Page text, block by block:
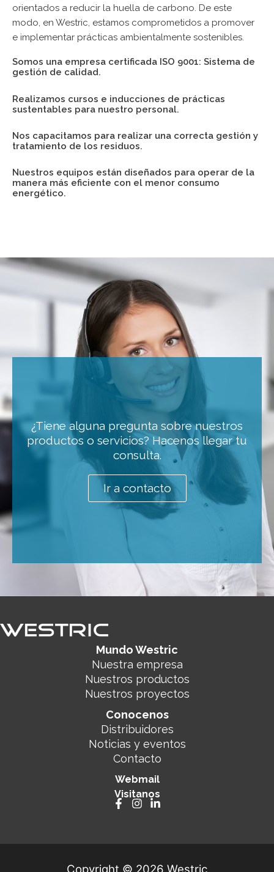
orientados a reducir la huella de carbono. De este
modo, en Westric, estamos comprometidos a promover
e implementar prácticas ambientalmente sostenibles.
Somos una empresa certificada ISO 9001: Sistema de
gestión de calidad.
Realizamos cursos e inducciones de prácticas
sustentables para nuestro personal.
Nos capacitamos para realizar una correcta gestión y
tratamiento de los residuos.
Nuestros equipos están diseñados para operar de la
manera más eficiente con el menor consumo
energético.
¿Tiene alguna pregunta sobre nuestros
productos o servicios? Hacenos llegar tu
consulta.
Ir a contacto
Mundo Westric
Nuestra empresa
Nuestros productos
Nuestros proyectos
Conocenos
Distribuidores
Noticias y eventos
Contacto
Webmail
Visitanos